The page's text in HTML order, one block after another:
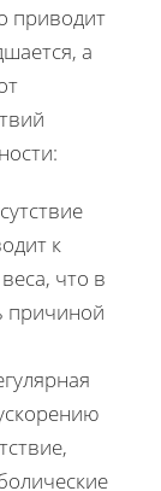
приводит
а
к
что в
причиной